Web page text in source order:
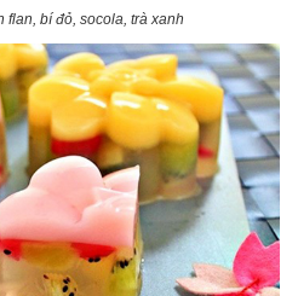
flan, bí đỏ, socola, trà xanh